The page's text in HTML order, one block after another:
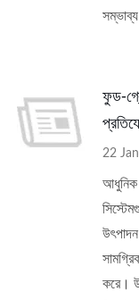
সম্ভাব্য
ফুড-
22
আধুনিক
উৎপাদন
করে।